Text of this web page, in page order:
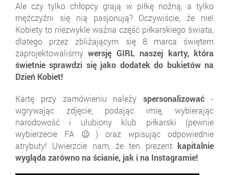
Ale czy tylko chłopcy grają w piłkę nożną, a tylko
mężczyźni się nią pasjonują? Oczywiście, że nie!
Kobiety to niezwykle ważna część piłkarskiego świata,
dlatego przez zbliżającym się 8 marca świętem
zaprojektowaliśmywersję GIRL naszej karty, która
świetnie sprawdzi się jako dodatek do bukietów na
Dzień Kobiet!
Kartę przy zamówieniu należyspersonalizować -
wgrywając zdjęcie, podając imię, wybierając
narodowość i ulubiony klub piłkarski (pewnie
wybierzecie FA 😉) oraz wpisując odpowiednie
atrybuty! Uwierzcie nam, że ten prezent kapitalnie
wygląda zarówno na ścianie, jak i na Instagramie!